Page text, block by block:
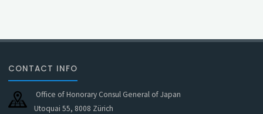
CONTACT INFO
Office of Honorary Consul General of Japan
Utoquai 55, 8008 Zürich